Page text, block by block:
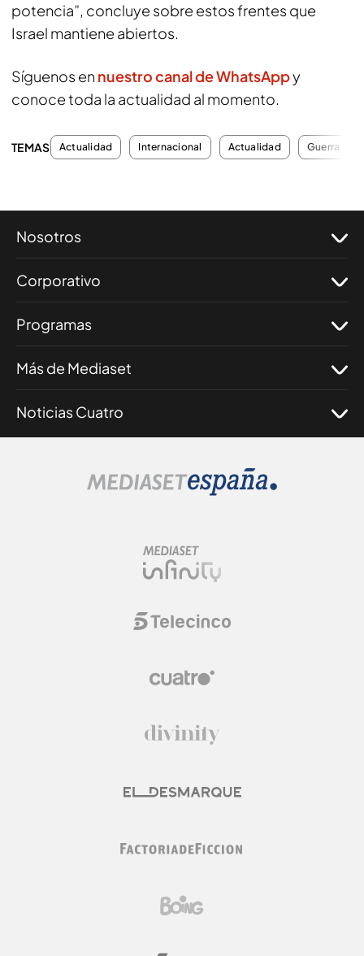
potencia”, concluye sobre estos frentes que
Israel mantiene abiertos.
Síguenos en nuestro canal de WhatsAppy
conoce toda la actualidad al momento.
TEMAS Actualidad Internacional Actualidad Guerra
Nosotros
Corporativo
Programas
Más de Mediaset
Noticias Cuatro